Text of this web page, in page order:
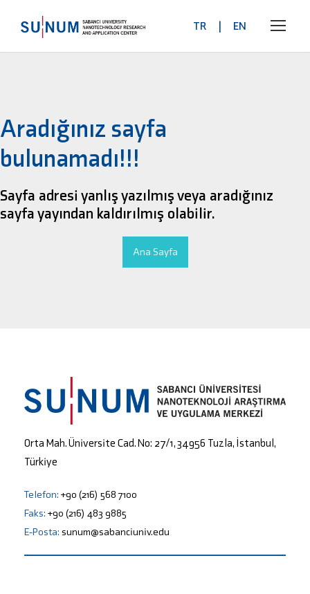
TR | EN
Aradığınız sayfa
bulunamadı!!!
Sayfa adresi yanlış yazılmış veya aradığınız
sayfa yayından kaldırılmış olabilir.
Ana Sayfa
Orta Mah. Üniversite Cad. No: 27/1, 34956 Tuzla, İstanbul,
Türkiye
Telefon: +90 (216) 568 7100
Faks: +90 (216) 483 9885
E-Posta: sunum@sabanciuniv.edu